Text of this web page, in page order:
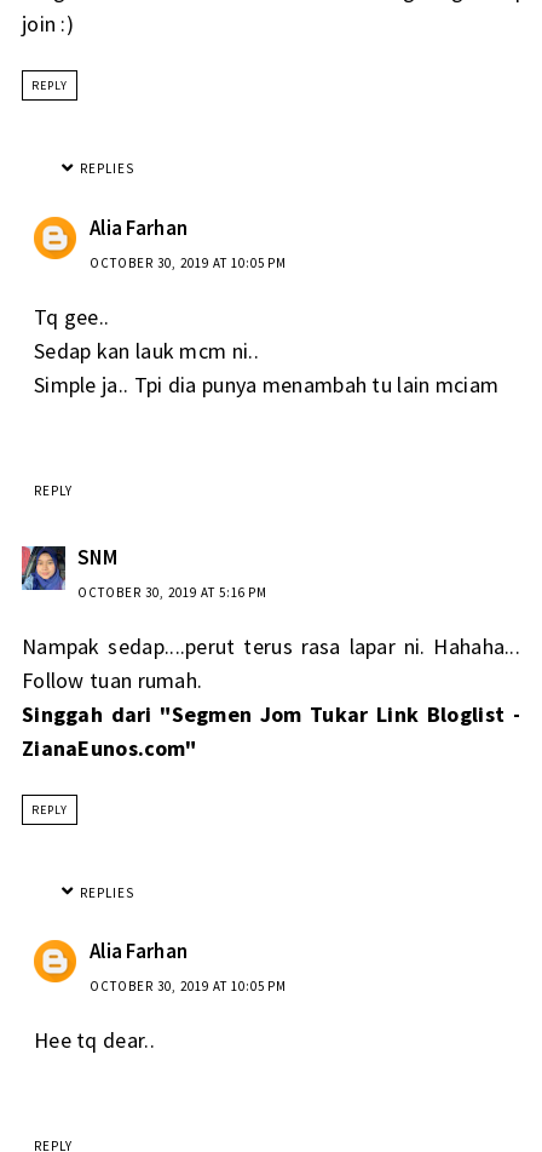
join :)
REPLY
REPLIES
Alia Farhan
OCTOBER 30, 2019 AT 10:05 PM
Tq gee..
Sedap kan lauk mcm ni..
Simple ja.. Tpi dia punya menambah tu lain mciam
REPLY
SNM
OCTOBER 30, 2019 AT 5:16 PM
Nampak sedap....perut terus rasa lapar ni. Hahaha...
Follow tuan rumah.
Singgah dari "Segmen Jom Tukar Link Bloglist -
ZianaEunos.com"
REPLY
REPLIES
Alia Farhan
OCTOBER 30, 2019 AT 10:05 PM
Hee tq dear..
REPLY